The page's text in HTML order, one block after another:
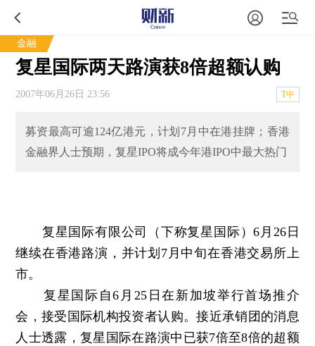
金融
复星国际两天路演获8倍超额认购
2007年06月26日 23:56 T中
募资最高可逾124亿港元，计划7月中在港挂牌；香港
金融界人士预期，复星IPO将成今年港IPO中最大热门
复星国际有限公司（下称复星国际）6月26日
继续在香港路演，并计划7月中旬在香港交易所上
市。
复星国际自6月25日在新加坡举行首场推介
会，接受国际机构投资者认购。接近承销团的消息
人士透露，复星国际在路演中已获7倍至8倍的超额